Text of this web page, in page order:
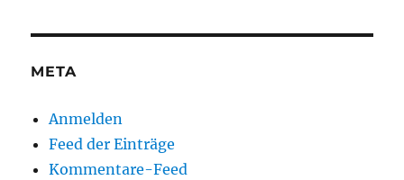
META
Anmelden
Feed der Einträge
Kommentare-Feed